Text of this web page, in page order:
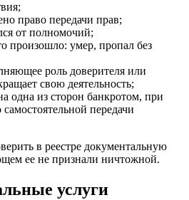
право передачи прав;
от полномочий;
произошло: умер, пропал без
роль доверителя или
свою деятельность;
одна из сторон банкротом, при
самостоятельной передачи
в реестре документальную
ее не признали ничтожной.
услуги